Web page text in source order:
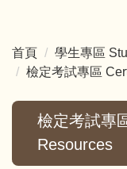
首頁
學生專區
檢定考試專區
檢定考試專
Resources